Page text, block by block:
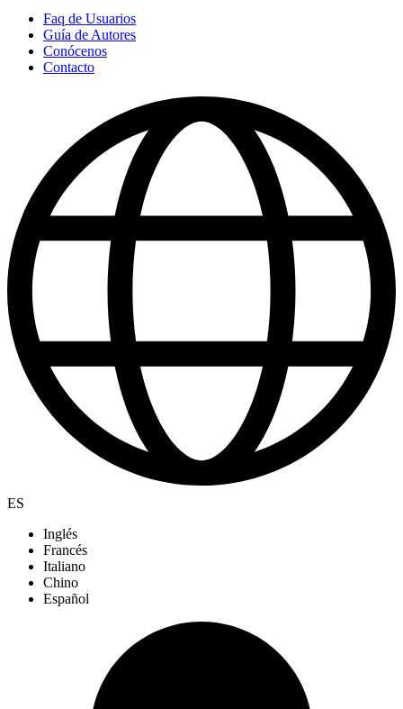
Faq de Usuarios
Guía de Autores
Conócenos
Contacto
ES
Inglés
Francés
Italiano
Chino
Español